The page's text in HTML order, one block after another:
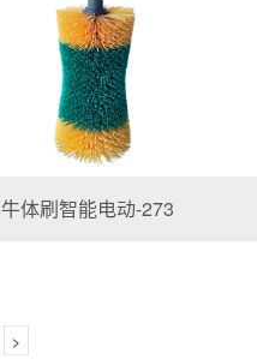
牛体刷智能电动-273
>